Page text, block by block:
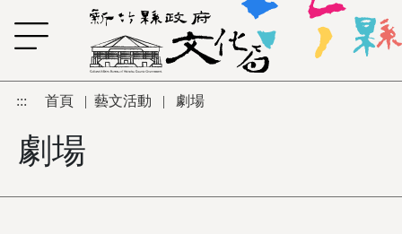
跳到主要內容區塊
::: 首頁 | 藝文活動 | 劇場
劇場